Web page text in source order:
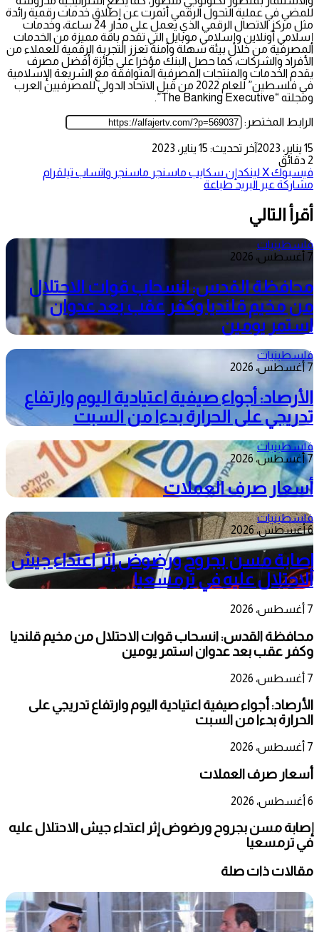
للمضي في عملية التحول الرقمي أثمرت عن إطلاق خدمات رقمية رائدة
مثل مركز الاتصال الرقمي الذي يعمل على مدار 24 ساعة، وخدمات
إسلامي أونلاين وإسلامي موبايل التي تقدم باقة مميزة من الخدمات
المصرفية من خلال بيئة سهلة وآمنة تعزز التجربة الرقمية للعملاء من
الأفراد والشركات، كما حصل البنك مؤخرا على جائزة أفضل مصرف
يقدم الخدمات والمنتجات المصرفية المتوافقة مع الشريعة الإسلامية
في فلسطين” للعام 2022 من قبل الاتحاد الدولي للمصرفيين العرب
ومجلته “The Banking Executive”.
الرابط المختصر:
15 يناير، 2023
آخر تحديث: 15 يناير، 2023
2 دقائق
فيسبوك‫Xلينكدإن سكايب ماسنجر ماسنجر واتساب تيلقرام
مشاركة عبر البريد طباعة
أقرأ التالي
فلسطينيات
7 أغسطس، 2026
محافظة القدس: انسحاب قوات الاحتلال
من مخيم قلنديا وكفر عقب بعد عدوان
استمر يومين
فلسطينيات
7 أغسطس، 2026
الأرصاد: أجواء صيفية اعتيادية اليوم وارتفاع
تدريجي على الحرارة بدءا من السبت
فلسطينيات
7 أغسطس، 2026
أسعار صرف العملات
فلسطينيات
6 أغسطس، 2026
إصابة مسن بجروح ورضوض إثر اعتداء جيش
الاحتلال عليه في ترمسعيا
7 أغسطس، 2026
محافظة القدس: انسحاب قوات الاحتلال من مخيم قلنديا
وكفر عقب بعد عدوان استمر يومين
7 أغسطس، 2026
الأرصاد: أجواء صيفية اعتيادية اليوم وارتفاع تدريجي على
الحرارة بدءا من السبت
7 أغسطس، 2026
أسعار صرف العملات
6 أغسطس، 2026
إصابة مسن بجروح ورضوض إثر اعتداء جيش الاحتلال عليه
في ترمسعيا
مقالات ذات صلة